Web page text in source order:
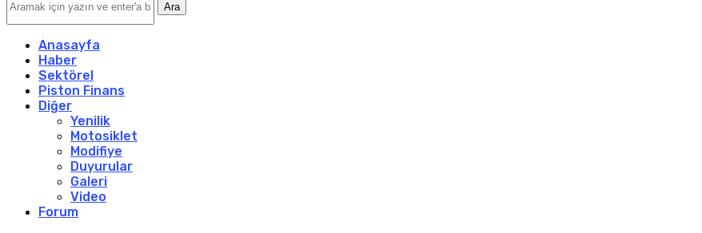
Ara
Anasayfa
Haber
Sektörel
Piston Finans
Diğer
Yenilik
Motosiklet
Modifiye
Duyurular
Galeri
Video
Forum